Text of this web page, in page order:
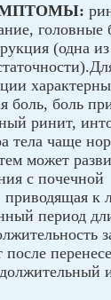
головные
(одна
боль, боль
ринит,
тела чаще
может
с почечной
приводящая к
период